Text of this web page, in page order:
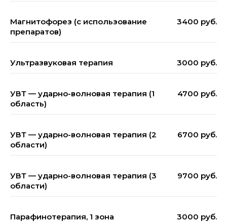
микроциркуляции
Уменьшение перегрузочной
Снижение выраженности
и дискомфорта
Снижение отёка
микроциркуляции
Уменьшение отёка нижних
мышечной атрофии
рост
Снижение боли в мышцах и,
как следствие, в суставах
Магнитофорез (с использование
препаратов)
3400 руб.
Ультразвуковая терапия 3000 руб.
УВТ — ударно-волновая терапия (1
область)
4700 руб.
УВТ — ударно-волновая терапия (2
области)
6700 руб.
УВТ — ударно-волновая терапия (3
области)
9700 руб.
Парафинотерапия, 1 зона 3000 руб.